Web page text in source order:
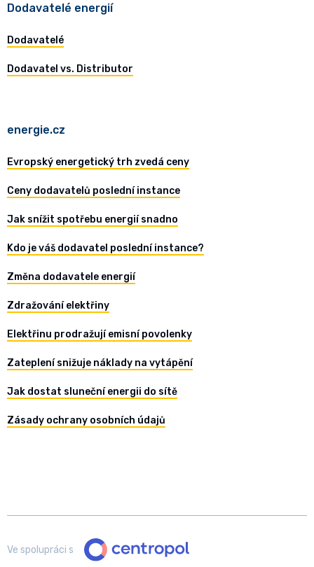
Dodavatelé energií
Dodavatelé
Dodavatel vs. Distributor
energie.cz
Evropský energetický trh zvedá ceny
Ceny dodavatelů poslední instance
Jak snížit spotřebu energií snadno
Kdo je váš dodavatel poslední instance?
Změna dodavatele energií
Zdražování elektřiny
Elektřinu prodražují emisní povolenky
Zateplení snižuje náklady na vytápění
Jak dostat sluneční energii do sítě
Zásady ochrany osobních údajů
Ve spolupráci s